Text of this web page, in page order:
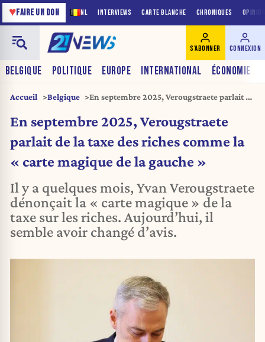
NL INTERVIEWS CARTE BLANCHE CHRONIQUES
♥FAIRE UN DON
BELGIQUE POLITIQUE EUROPE INTERNATIONAL ÉCONOMIE
S'ABONNER CONNEXION
Accueil Belgique
En septembre 2025, Verougstraete parlait de
de la gauche »
En septembre 2025, Verougstraete
parlait de la taxe des riches comme la
« carte magique de la gauche »
Il y a quelques mois, Yvan Verougstraete
dénonçait la « carte magique » de la
taxe sur les riches. Aujourd’hui, il
semble avoir changé d’avis.